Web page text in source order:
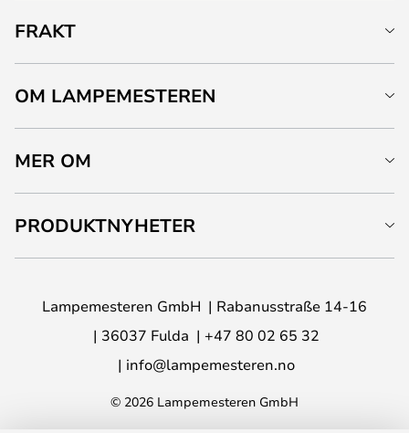
FRAKT
OM LAMPEMESTEREN
MER OM
PRODUKTNYHETER
Lampemesteren GmbH
Rabanusstraße 14-16
36037 Fulda
+47 80 02 65 32
info@lampemesteren.no
© 2026 Lampemesteren GmbH